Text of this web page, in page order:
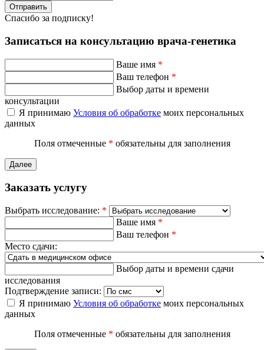
Отправить
Спасибо за подписку!
Записаться на консультацию врача-генетика
Ваше имя *
Ваш телефон *
Выбор даты и времени
консультации
Я принимаю Условия об обработке моих персональных
данных
Поля отмеченные * обязательны для заполнения
Далее
Заказать услугу
Выбрать исследование: *
Ваше имя *
Ваш телефон *
Место сдачи:
Выбор даты и времени сдачи
исследования
Подтверждение записи:
Я принимаю Условия об обработке моих персональных
данных
Поля отмеченные * обязательны для заполнения